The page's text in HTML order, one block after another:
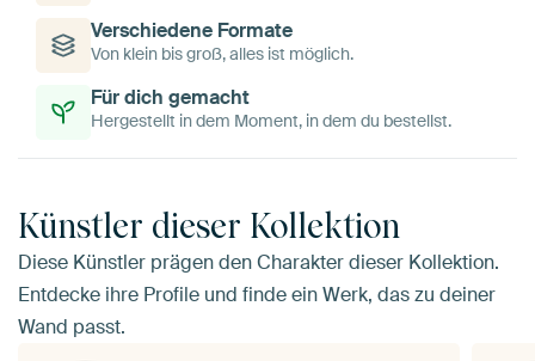
Verschiedene Formate
Von klein bis groß, alles ist möglich.
Für dich gemacht
Hergestellt in dem Moment, in dem du bestellst.
Künstler dieser Kollektion
Diese Künstler prägen den Charakter dieser Kollektion.
Entdecke ihre Profile und finde ein Werk, das zu deiner
Wand passt.